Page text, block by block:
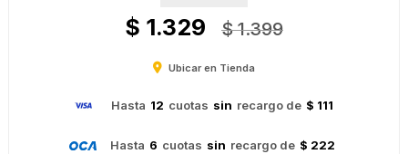
$ 1.329 $ 1.399
Ubicar en Tienda
Hasta 12 cuotas sin recargo de $ 111
Hasta 6 cuotas sin recargo de $ 222